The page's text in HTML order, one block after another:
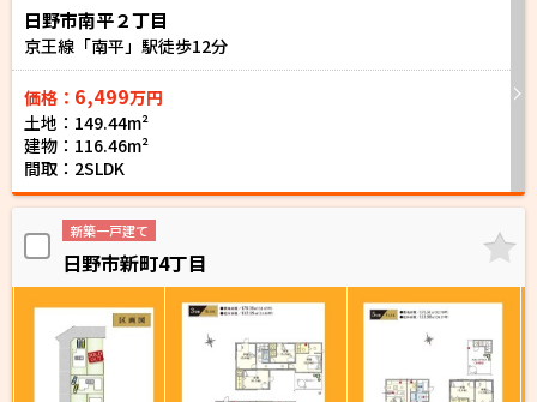
日野市南平２丁目
京王線「南平」駅徒歩12分
価格： 6,499万円
土地：149.44m²
建物：116.46m²
間取：2SLDK
新築一戸建て
日野市新町4丁目